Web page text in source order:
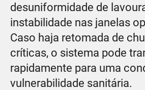
desuniformidade de
instabilidade nas janelas
Caso haja retomada de
críticas, o sistema pode
rapidamente para uma
vulnerabilidade sanitária.